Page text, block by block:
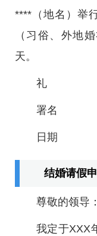
****（地名）举
（习俗、外地
天。
礼
署名
日期
结婚请假
尊敬的领导：
我定于XXX